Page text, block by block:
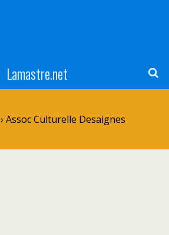
Lamastre.net
Assoc Culturelle Desaignes